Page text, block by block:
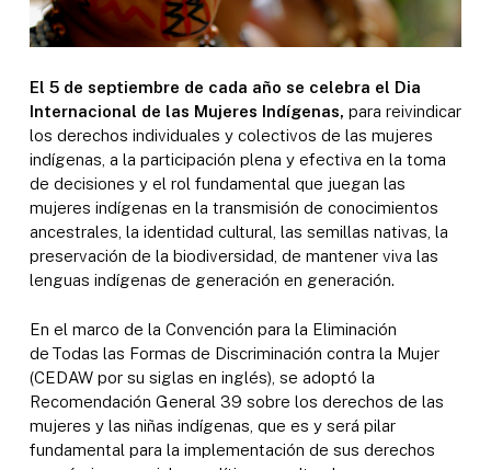
El 5 de septiembre de cada año se celebra el Dia
Internacional de las Mujeres Indígenas, para reivindicar
los derechos individuales y colectivos de las mujeres
indígenas, a la participación plena y efectiva en la toma
de decisiones y el rol fundamental que juegan las
mujeres indígenas en la transmisión de conocimientos
ancestrales, la identidad cultural, las semillas nativas, la
preservación de la biodiversidad, de mantener viva las
lenguas indígenas de generación en generación.
En el marco de la Convención para la Eliminación
de Todas las Formas de Discriminación contra la Mujer
(CEDAW por su siglas en inglés), se adoptó la
Recomendación General 39 sobre los derechos de las
mujeres y las niñas indígenas, que es y será pilar
fundamental para la implementación de sus derechos